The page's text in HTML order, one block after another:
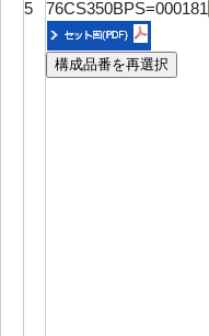
5 76CS350BPS=000181
構成品番を再選択